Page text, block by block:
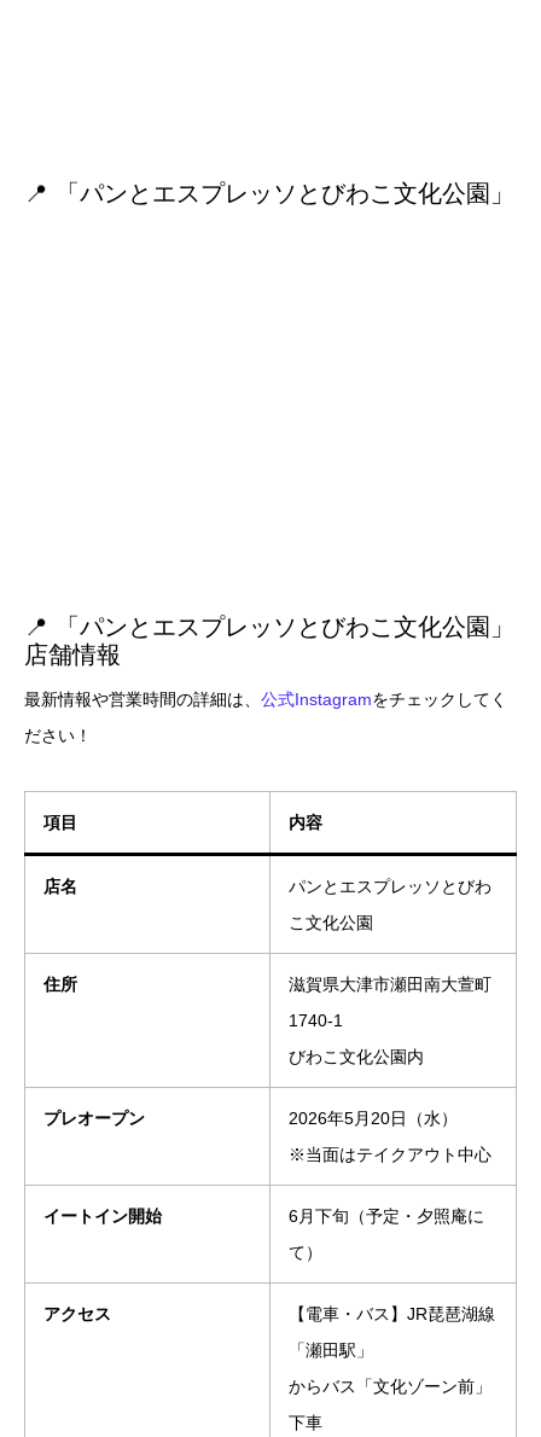
📍 「パンとエスプレッソとびわこ文化公園」
📍 「パンとエスプレッソとびわこ文化公園」
店舗情報
最新情報や営業時間の詳細は、 公式Instagramをチェックしてく
ださい！
項目 内容
店名
パンとエスプレッソとびわ
こ文化公園
住所
滋賀県大津市瀬田南大萱町
1740-1
びわこ文化公園内
プレオープン
2026年5月20日（水）
※当面はテイクアウト中心
イートイン開始
6月下旬（予定・夕照庵に
て）
アクセス
【電車・バス】JR琵琶湖線
「瀬田駅」
からバス「文化ゾーン前」
下車